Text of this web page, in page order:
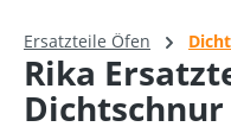
Ersatzteile Öfen
Rika
Dichtschnur